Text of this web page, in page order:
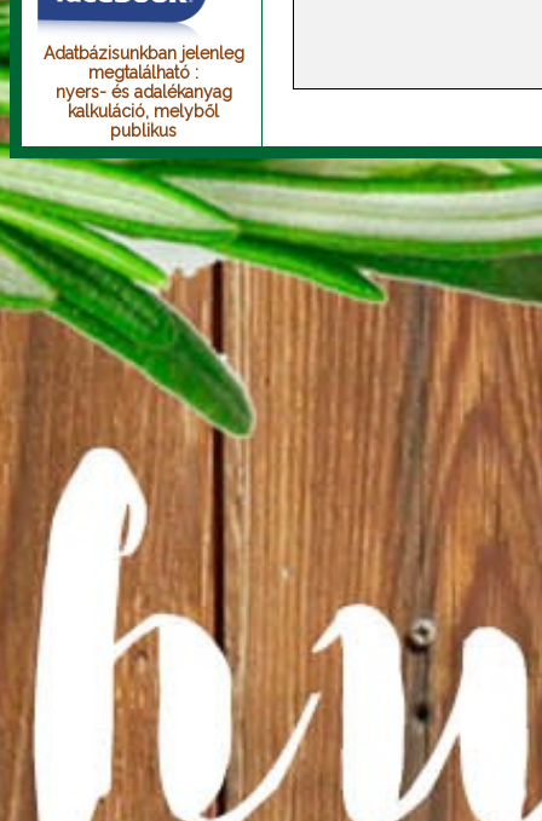
Adatbázisunkban jelenleg
megtalálható :
nyers- és adalékanyag
kalkuláció, melyből
publikus